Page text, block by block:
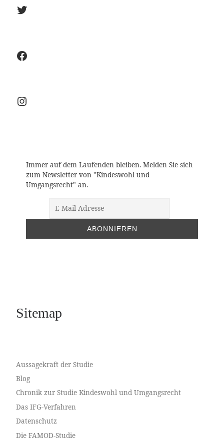
Twitter
Facebook
Instagram-Seite von Kindeswohl
Immer auf dem Laufenden bleiben. Melden Sie sich
zum Newsletter von "Kindeswohl und
Umgangsrecht" an.
Sitemap
Aussagekraft der Studie
Blog
Chronik zur Studie Kindeswohl und Umgangsrecht
Das IFG-Verfahren
Datenschutz
Die FAMOD-Studie